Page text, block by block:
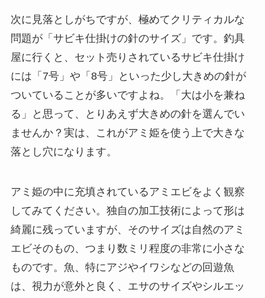
次に見落としがちですが、極めてクリティカルな
問題が「サビキ仕掛けの針のサイズ」です。釣具
屋に行くと、セット売りされているサビキ仕掛け
には「7号」や「8号」といった少し大きめの針が
ついていることが多いですよね。「大は小を兼ね
る」と思って、とりあえず大きめの針を選んでい
ませんか？実は、これがアミ姫を使う上で大きな
落とし穴になります。
アミ姫の中に充填されているアミエビをよく観察
してみてください。独自の加工技術によって形は
綺麗に残っていますが、そのサイズは自然のアミ
エビそのもの、つまり数ミリ程度の非常に小さな
ものです。魚、特にアジやイワシなどの回遊魚
は、視力が意外と良く、エサのサイズやシルエッ